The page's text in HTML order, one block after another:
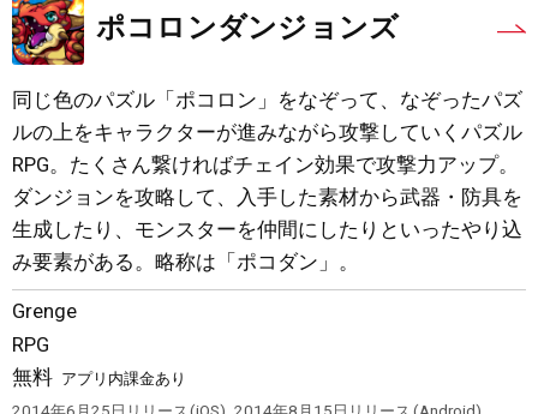
ポコロンダンジョンズ
同じ色のパズル「ポコロン」をなぞって、なぞったパズ
ルの上をキャラクターが進みながら攻撃していくパズル
RPG。たくさん繋ければチェイン効果で攻撃力アップ。
ダンジョンを攻略して、入手した素材から武器・防具を
生成したり、モンスターを仲間にしたりといったやり込
み要素がある。略称は「ポコダン」。
Grenge
RPG
無料 アプリ内課金あり